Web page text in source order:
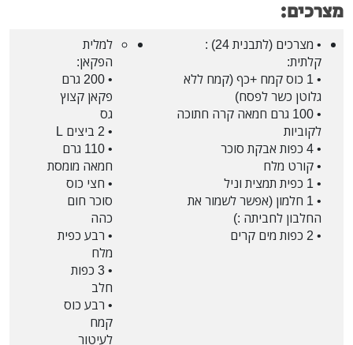
מצרכים:
• מצרכים (לתבנית 24) :
קלתית:
• 1 כוס קמח +כף (קמח ללא
גלוטן כשר לפסח)
• 100 גרם חמאה קרה חתוכה
לקוביות
• 4 כפות אבקת סוכר
• קורט מלח
• 1 כפית תמצית וניל
• 1 חלמון (אפשר לשמור את
החלבון לחביתה :)
• 2 כפות מים קרים
למלית
הפקאן:
• 200 גרם
פקאן קצוץ
גס
• 2 ביצים L
• 110 גרם
חמאה מומסת
• חצי כוס
סוכר חום
כהה
• רבע כפית
מלח
• 3 כפות
חלב
• רבע כוס
קמח
לעיטור